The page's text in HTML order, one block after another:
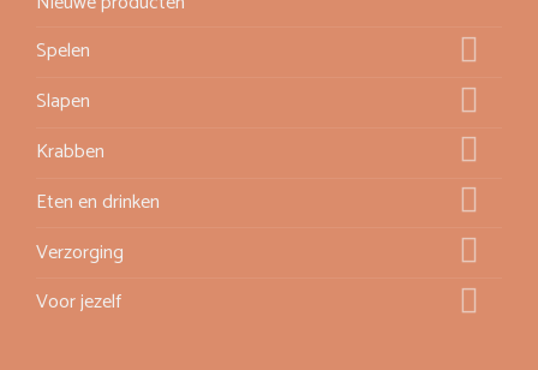
Spelen
Slapen
Krabben
Eten en drinken
Verzorging
Voor jezelf